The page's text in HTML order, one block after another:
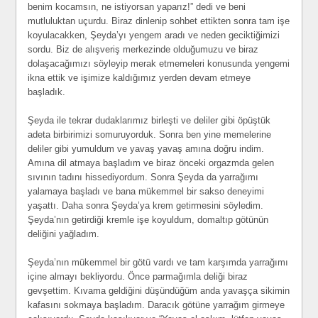
benim kocamsın, ne istiyorsan yaparız!” dedi ve beni
mutluluktan uçurdu. Biraz dinlenip sohbet ettikten sonra tam işe
koyulacakken, Şeyda’yı yengem aradı ve neden geciktiğimizi
sordu. Biz de alışveriş merkezinde olduğumuzu ve biraz
dolaşacağımızı söyleyip merak etmemeleri konusunda yengemi
ikna ettik ve işimize kaldığımız yerden devam etmeye
başladık.
Şeyda ile tekrar dudaklarımız birleşti ve deliler gibi öpüştük
adeta birbirimizi somuruyorduk. Sonra ben yine memelerine
deliler gibi yumuldum ve yavaş yavaş amına doğru indim.
Amına dil atmaya başladım ve biraz önceki orgazmda gelen
sıvının tadını hissediyordum. Sonra Şeyda da yarrağımı
yalamaya başladı ve bana mükemmel bir sakso deneyimi
yaşattı. Daha sonra Şeyda’ya krem getirmesini söyledim.
Şeyda’nın getirdiği kremle işe koyuldum, domaltıp götünün
deliğini yağladım.
Şeyda’nın mükemmel bir götü vardı ve tam karşımda yarrağımı
içine almayı bekliyordu. Önce parmağımla deliği biraz
gevşettim. Kıvama geldiğini düşündüğüm anda yavaşça sikimin
kafasını sokmaya başladım. Daracık götüne yarrağım girmeye